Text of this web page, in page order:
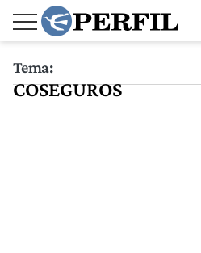
Tema:
COSEGUROS